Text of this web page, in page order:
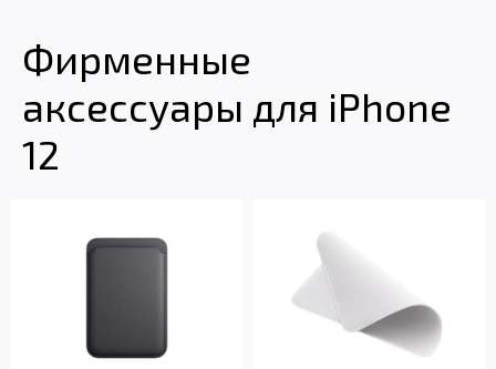
Фирменные
аксессуары для iPhone
12